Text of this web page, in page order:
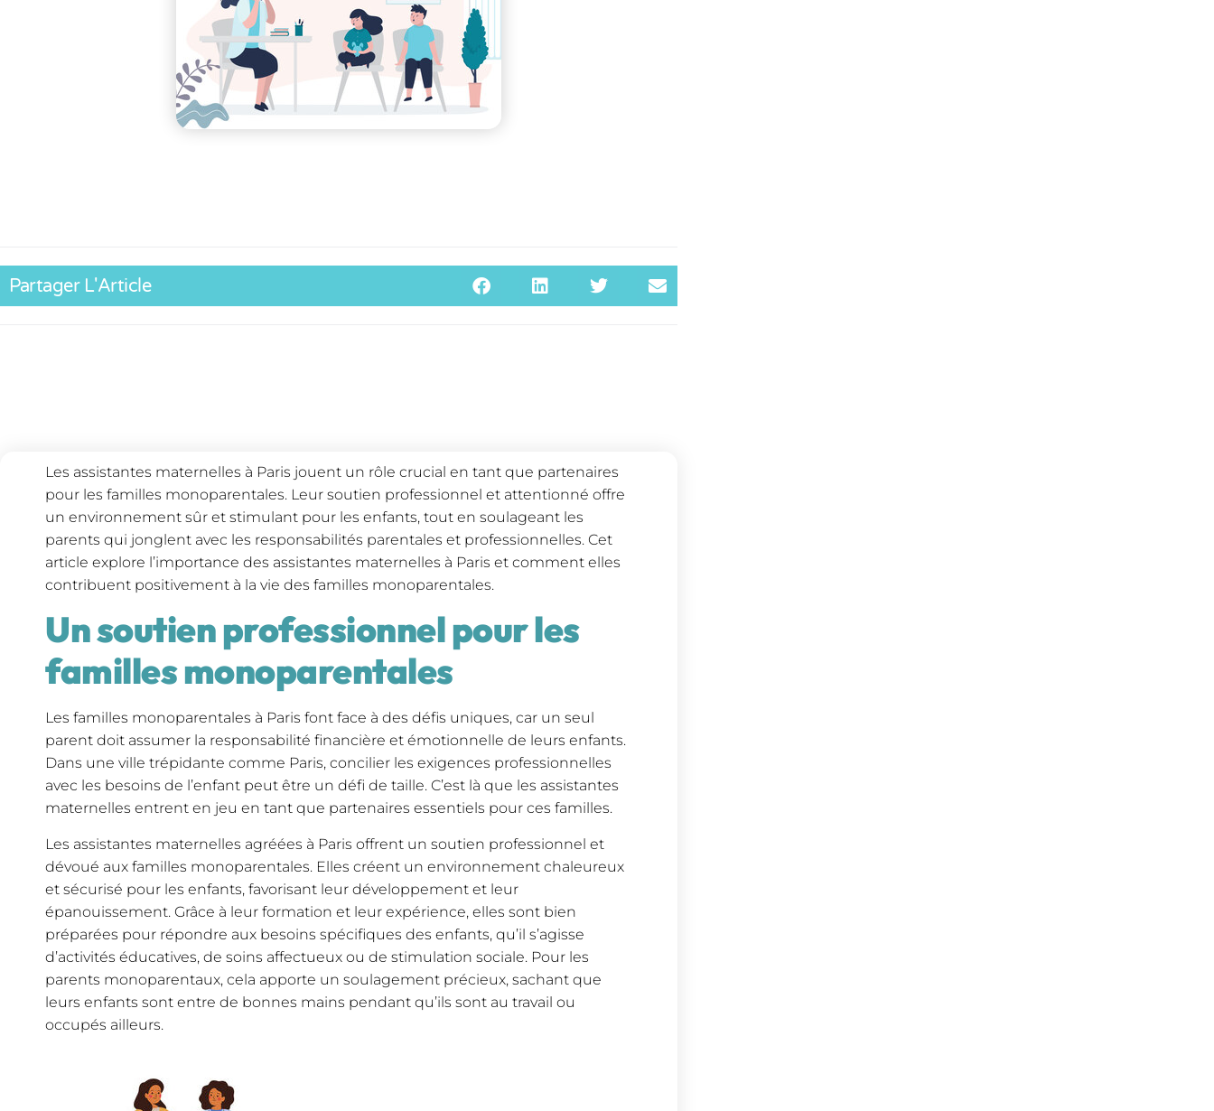
Partager L'Article
Les assistantes maternelles à Paris jouent un rôle crucial en tant que partenaires
pour les familles monoparentales. Leur soutien professionnel et attentionné offre
un environnement sûr et stimulant pour les enfants, tout en soulageant les
parents qui jonglent avec les responsabilités parentales et professionnelles. Cet
article explore l’importance des assistantes maternelles à Paris et comment elles
contribuent positivement à la vie des familles monoparentales.
Un soutien professionnel pour les
familles monoparentales
Les familles monoparentales à Paris font face à des défis uniques, car un seul
parent doit assumer la responsabilité financière et émotionnelle de leurs enfants.
Dans une ville trépidante comme Paris, concilier les exigences professionnelles
avec les besoins de l’enfant peut être un défi de taille. C’est là que les assistantes
maternelles entrent en jeu en tant que partenaires essentiels pour ces familles.
Les assistantes maternelles agréées à Paris offrent un soutien professionnel et
dévoué aux familles monoparentales. Elles créent un environnement chaleureux
et sécurisé pour les enfants, favorisant leur développement et leur
épanouissement. Grâce à leur formation et leur expérience, elles sont bien
préparées pour répondre aux besoins spécifiques des enfants, qu’il s’agisse
d’activités éducatives, de soins affectueux ou de stimulation sociale. Pour les
parents monoparentaux, cela apporte un soulagement précieux, sachant que
leurs enfants sont entre de bonnes mains pendant qu’ils sont au travail ou
occupés ailleurs.